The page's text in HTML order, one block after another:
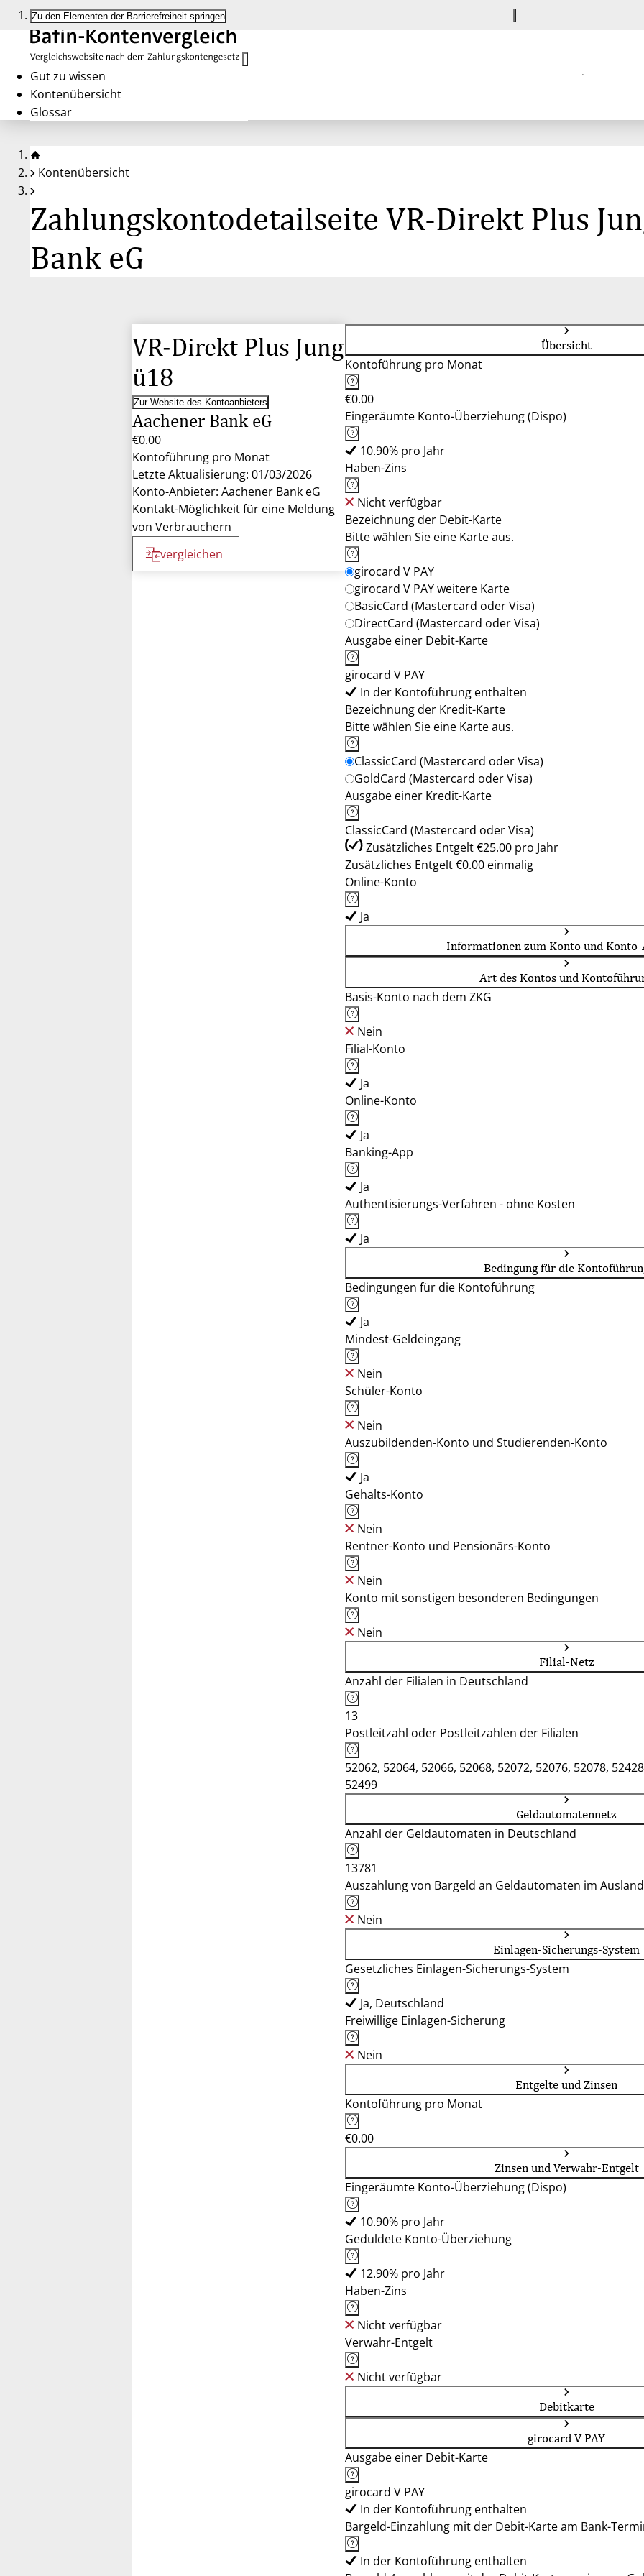
Zu den Elementen der Barrierefreiheit springen
Gut zu wissen
Kontenübersicht
Glossar
Kontenübersicht
Zahlungskontodetailseite VR-Direkt Plus
Bank eG
VR-Direkt Plus Jung
ü18
Zur Website des Kontoanbieters
Aachener Bank eG
€0.00
Kontoführung pro Monat
Letzte Aktualisierung: 01/03/2026
Konto-Anbieter: Aachener Bank eG
Kontakt-Möglichkeit für eine Meldung
von Verbrauchern
vergleichen
Übersicht
Kontoführung pro Monat
€0.00
Eingeräumte Konto-Überziehung (Dispo)
10.90% pro Jahr
Haben-Zins
Nicht verfügbar
Bezeichnung der Debit-Karte
Bitte wählen Sie eine Karte aus.
girocard V PAY
girocard V PAY weitere Karte
BasicCard (Mastercard oder Visa)
DirectCard (Mastercard oder Visa)
Ausgabe einer Debit-Karte
girocard V PAY
In der Kontoführung enthalten
Bezeichnung der Kredit-Karte
Bitte wählen Sie eine Karte aus.
ClassicCard (Mastercard oder Visa)
GoldCard (Mastercard oder Visa)
Ausgabe einer Kredit-Karte
ClassicCard (Mastercard oder Visa)
Zusätzliches Entgelt €25.00 pro Jahr
Zusätzliches Entgelt €0.00 einmalig
Online-Konto
Ja
Informationen zum Konto und
Art des Kontos und
Basis-Konto nach dem ZKG
Nein
Filial-Konto
Ja
Online-Konto
Ja
Banking-App
Ja
Authentisierungs-Verfahren - ohne Kosten
Ja
Bedingung für die
Bedingungen für die Kontoführung
Ja
Mindest-Geldeingang
Nein
Schüler-Konto
Nein
Auszubildenden-Konto und Studierenden-Konto
Ja
Gehalts-Konto
Nein
Rentner-Konto und Pensionärs-Konto
Nein
Konto mit sonstigen besonderen Bedingungen
Nein
Filial-Netz
Anzahl der Filialen in Deutschland
13
Postleitzahl oder Postleitzahlen der Filialen
52062, 52064, 52066, 52068, 52072, 52076, 52078,
52499
Geldautomatennetz
Anzahl der Geldautomaten in Deutschland
13781
Auszahlung von Bargeld an Geldautomaten im
Nein
Einlagen-Sicherungs-System
Gesetzliches Einlagen-Sicherungs-System
Ja, Deutschland
Freiwillige Einlagen-Sicherung
Nein
Entgelte und Zinsen
Kontoführung pro Monat
€0.00
Zinsen und Verwahr-Entgelt
Eingeräumte Konto-Überziehung (Dispo)
10.90% pro Jahr
Geduldete Konto-Überziehung
12.90% pro Jahr
Haben-Zins
Nicht verfügbar
Verwahr-Entgelt
Nicht verfügbar
Debitkarte
girocard V PAY
Ausgabe einer Debit-Karte
girocard V PAY
In der Kontoführung enthalten
Bargeld-Einzahlung mit der Debit-Karte am Bank-
In der Kontoführung enthalten